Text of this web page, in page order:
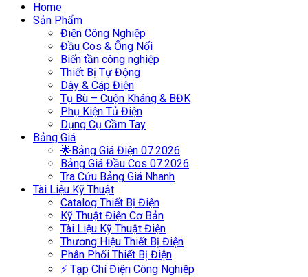
Home
Sản Phẩm
Điện Công Nghiệp
Đầu Cos & Ống Nối
Biến tần công nghiệp
Thiết Bị Tự Động
Dây & Cáp Điện
Tụ Bù – Cuộn Kháng & BĐK
Phụ Kiện Tủ Điện
Dụng Cụ Cầm Tay
Bảng Giá
🌟Bảng Giá Điện 07.2026
Bảng Giá Đầu Cos 07.2026
Tra Cứu Bảng Giá Nhanh
Tài Liệu Kỹ Thuật
Catalog Thiết Bị Điện
Kỹ Thuật Điện Cơ Bản
Tài Liệu Kỹ Thuật Điện
Thương Hiệu Thiết Bị Điện
Phân Phối Thiết Bị Điện
⚡ Tạp Chí Điện Công Nghiệp